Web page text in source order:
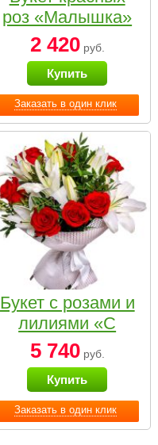
Заказать в один клик
роз «Малышка»
2 420руб.
Купить
Заказать в один клик
Букет с розами и
лилиями «С
наилучшими
пожеланиями»
5 740руб.
Купить